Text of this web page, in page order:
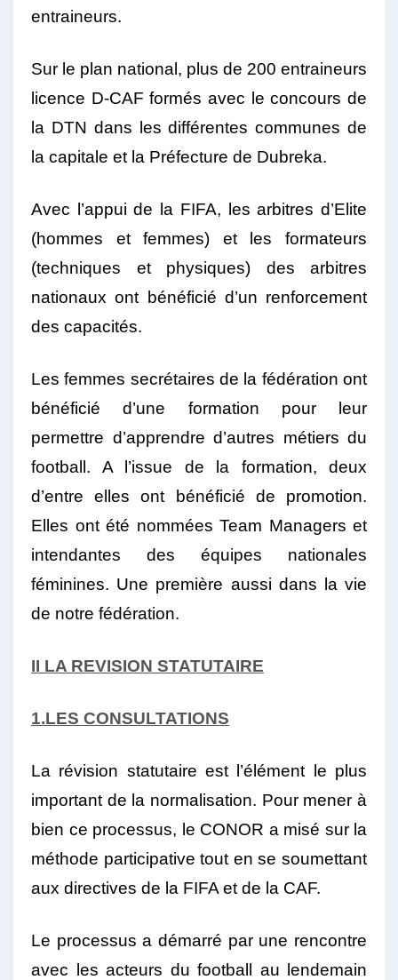
entraineurs.
Sur le plan national, plus de 200 entraineurs
licence D-CAF formés avec le concours de
la DTN dans les différentes communes de
la capitale et la Préfecture de Dubreka.
Avec l’appui de la FIFA, les arbitres d’Elite
(hommes et femmes) et les formateurs
(techniques et physiques) des arbitres
nationaux ont bénéficié d’un renforcement
des capacités.
Les femmes secrétaires de la fédération ont
bénéficié d’une formation pour leur
permettre d’apprendre d’autres métiers du
football. A l’issue de la formation, deux
d’entre elles ont bénéficié de promotion.
Elles ont été nommées Team Managers et
intendantes des équipes nationales
féminines. Une première aussi dans la vie
de notre fédération.
II LA REVISION STATUTAIRE
1.LES CONSULTATIONS
La révision statutaire est l’élément le plus
important de la normalisation. Pour mener à
bien ce processus, le CONOR a misé sur la
méthode participative tout en se soumettant
aux directives de la FIFA et de la CAF.
Le processus a démarré par une rencontre
avec les acteurs du football au lendemain